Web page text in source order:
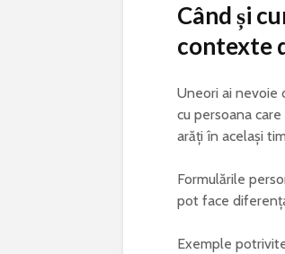
Când și
contexte
Uneori ai nevoie
cu persoana
arăți în același
Formulările
pot face
Exemple